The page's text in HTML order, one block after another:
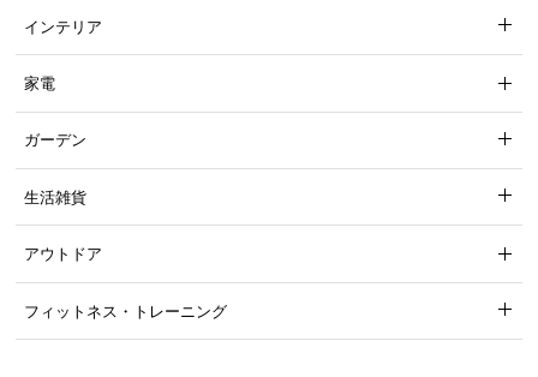
耐荷重は安心の
インテリア
家電
ガーデン
生活雑貨
アウトドア
フィットネス・トレーニング